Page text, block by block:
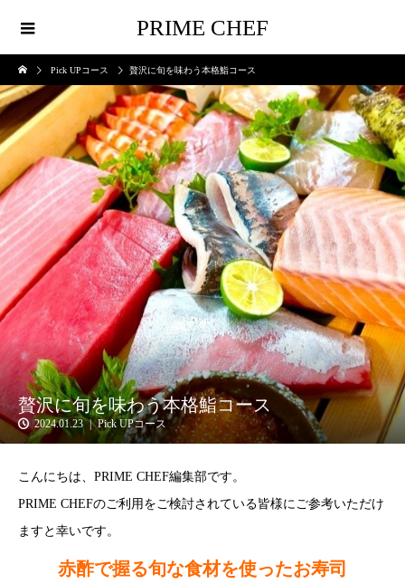
PRIME CHEF
Pick UPコース 贅沢に旬を味わう本格鮨コース
贅沢に旬を味わう本格鮨コース
2024.01.23 Pick UPコース
こんにちは、PRIME CHEF編集部です。
PRIME CHEFのご利用をご検討されている皆様にご参考いただけ
ますと幸いです。
赤酢で握る旬な食材を使ったお寿司